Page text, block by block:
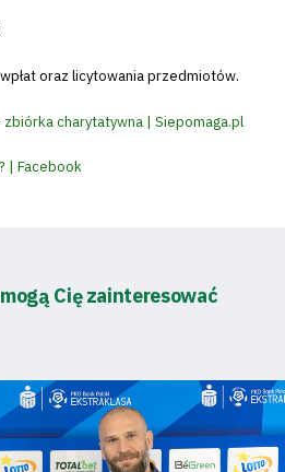
oraz licytowania przedmiotów.
charytatywna | Siepomaga.pl
| Facebook
Cię zainteresować